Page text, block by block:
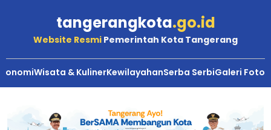
tangerangkota.go.id
Website Resmi Pemerintah Kota Tangerang
Wisata & KulinerKewilayahanSerba SerbiGaleri Foto